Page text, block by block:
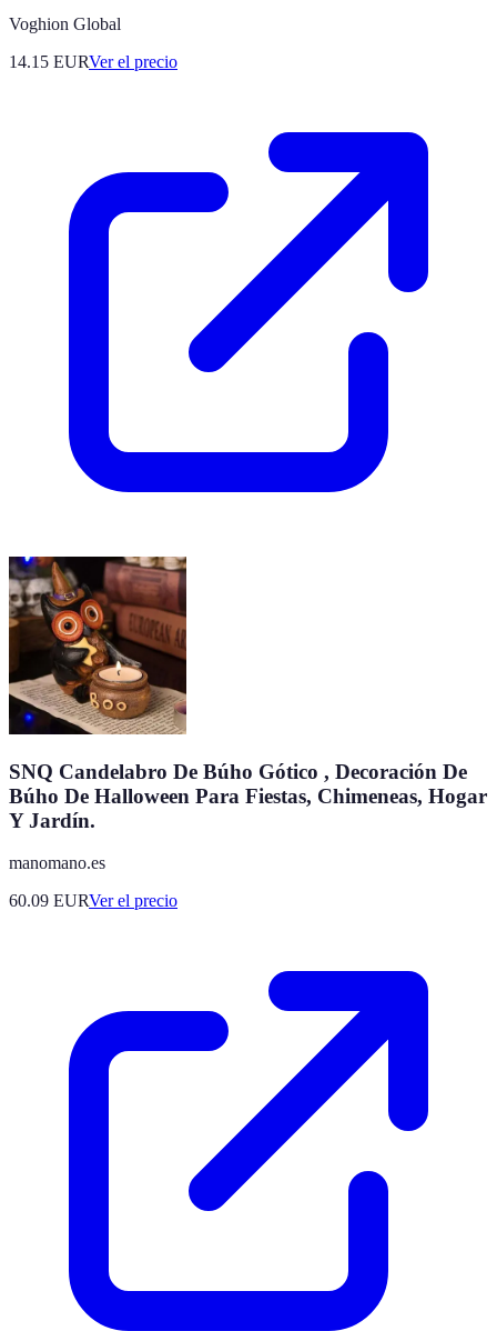
Voghion Global
14.15 EURVer el precio
SNQ Candelabro De Búho Gótico , Decoración De
Búho De Halloween Para Fiestas, Chimeneas, Hogar
Y Jardín.
manomano.es
60.09 EURVer el precio